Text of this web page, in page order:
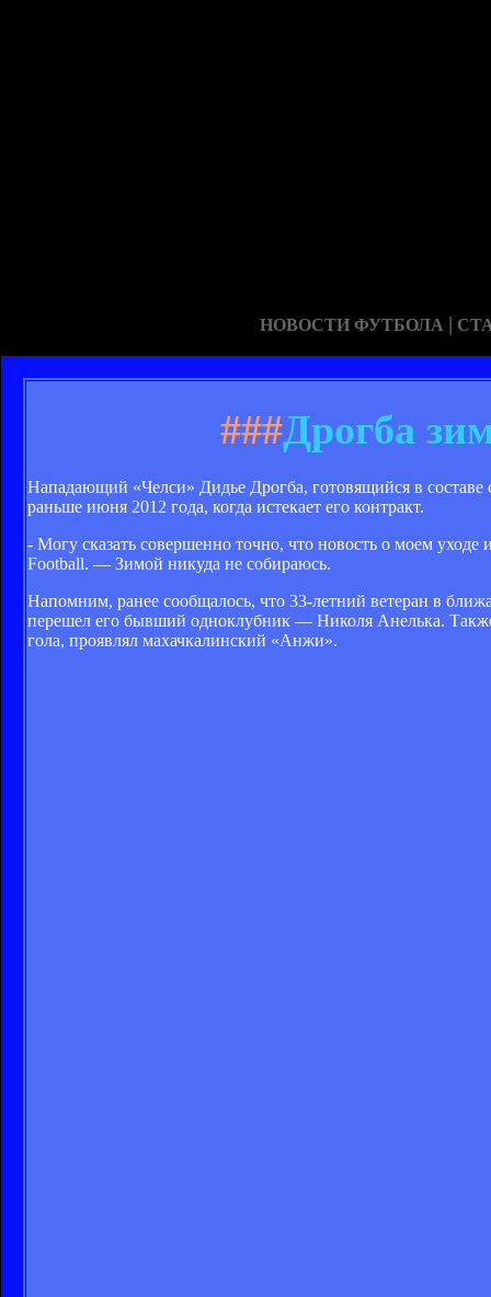
НОВОСТИ ФУТБОЛА |
###Дрогба
Нападающий «Челси» Дидье Дрогба, готовящийся в составе
раньше июня 2012 года, когда истекает его контракт.
- Могу сказать совершенно точно, что новость о моем
Football. — Зимой никуда не собираюсь.
Напомним, ранее сообщалось, что 33-летний ветеран в
перешел его бывший одноклубник — Николя Анелька.
гола, проявлял махачкалинский «Анжи».